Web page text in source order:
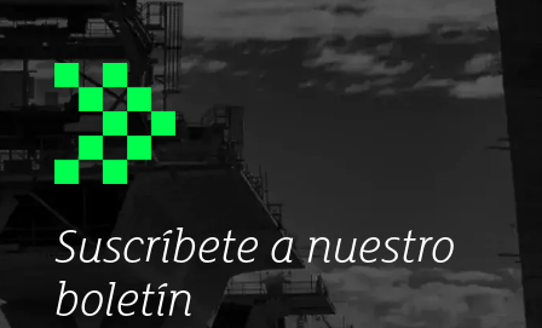
Suscríbete a nuestro
boletín